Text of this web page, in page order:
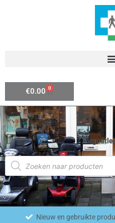
€0.00 0
Winkelwagen
Producten
zoeken
Nieuw en gebruikte